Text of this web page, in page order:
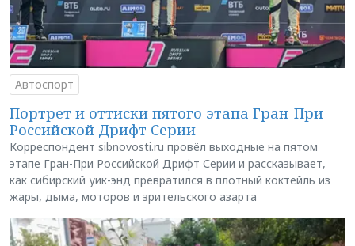
Автоспорт
Портрет и оттиски пятого этапа Гран-При
Российской Дрифт Серии
Корреспондент sibnovosti.ru провёл выходные на пятом
этапе Гран-При Российской Дрифт Серии и рассказывает,
как сибирский уик-энд превратился в плотный коктейль из
жары, дыма, моторов и зрительского азарта